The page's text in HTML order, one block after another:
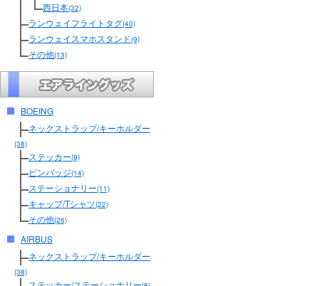
西日本(32)
ランウェイフライトタグ(40)
ランウェイスマホスタンド(9)
その他(13)
BOEING
ネックストラップ/キーホルダー
(38)
ステッカー(9)
ピンバッジ(14)
ステーショナリー(11)
キャップ/Tシャツ(22)
その他(26)
AIRBUS
ネックストラップ/キーホルダー
(38)